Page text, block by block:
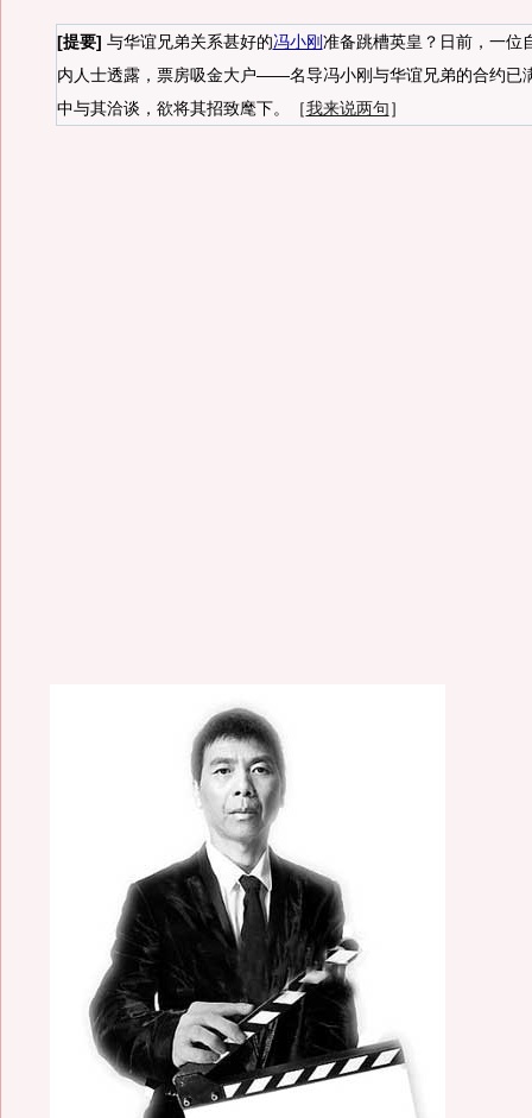
[提要] 与华谊兄弟关系甚好的冯小刚准备跳槽英皇？日前，一位
内人士透露，票房吸金大户——名导冯小刚与华谊兄弟的合约已
中与其洽谈，欲将其招致麾下。［我来说两句］